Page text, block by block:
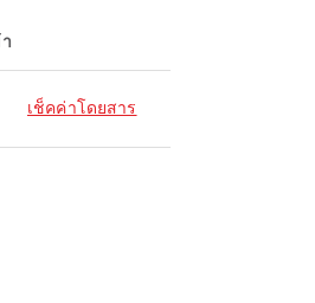
เช็คค่าโดยสาร